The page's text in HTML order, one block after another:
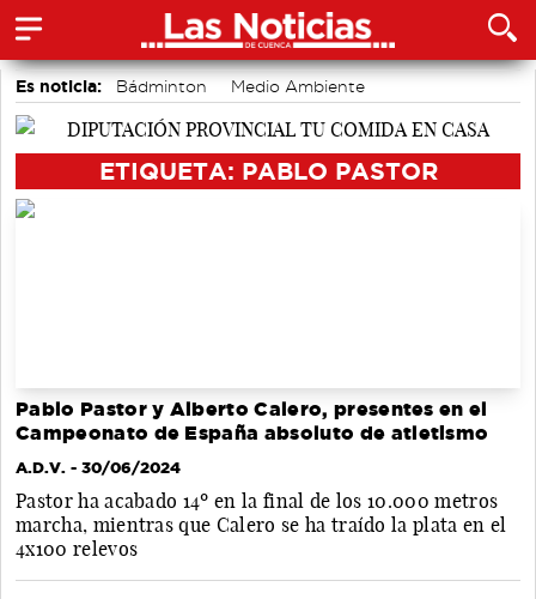
Es noticia: Bádminton
Medio Ambiente
Actividades culturales en Cuenca
ETIQUETA: PABLO PASTOR
Pablo Pastor y Alberto Calero, presentes en el
Campeonato de España absoluto de atletismo
A.D.V. - 30/06/2024
Pastor ha acabado 14º en la final de los 10.000 metros
marcha, mientras que Calero se ha traído la plata en el
4x100 relevos